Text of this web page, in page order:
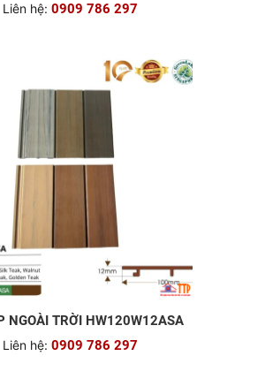
Liên hệ: 0909 786 297
NGOÀI TRỜI HW120W12ASA
Liên hệ: 0909 786 297